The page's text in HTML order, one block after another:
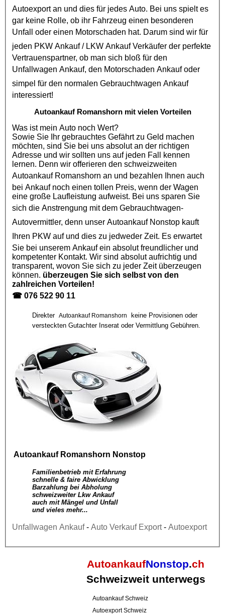
Autoexportan und dies für jedes Auto. Bei uns spielt es
gar keine Rolle, ob ihr Fahrzeug einen besonderen
Unfall oder einen Motorschaden hat. Darum sind wir für
jeden PKW Ankauf/ LKW AnkaufVerkäufer der perfekte
Vertrauenspartner, ob man sich bloß für den
Unfallwagen Ankauf, den Motorschaden Ankaufoder
simpel für den normalen Gebrauchtwagen Ankauf
interessiert!
Autoankauf Romanshorn mit vielen Vorteilen
Was ist mein Auto noch Wert?
Sowie Sie Ihr gebrauchtes Gefährt zu Geld machen
möchten, sind Sie bei uns absolut an der richtigen
Adresse und wir sollten uns auf jeden Fall kennen
lernen. Denn wir offerieren den schweizweiten
Autoankauf Romanshorn an und bezahlen Ihnen auch
bei Ankauf noch einen tollen Preis, wenn der Wagen
eine große Laufleistung aufweist. Bei uns sparen Sie
sich die Anstrengung mit dem Gebrauchtwagen-
Autovermittler, denn unser AutoankaufNonstop kauft
Ihren PKW auf und dies zu jedweder Zeit. Es erwartet
Sie bei unserem Ankauf ein absolut freundlicher und
kompetenter Kontakt. Wir sind absolut aufrichtig und
transparent, wovon Sie sich zu jeder Zeit überzeugen
können. überzeugen Sie sich selbst von den
zahlreichen Vorteilen!
☎ 076 522 90 11
Direkter Autoankauf Romanshorn
keine Provisionen oder
versteckten Gutachter Inserat oder Vermittlung Gebühren.
Autoankauf Romanshorn Nonstop
Familienbetrieb mit Erfahrung
schnelle & faire Abwicklung
Barzahlung bei Abholung
schweizweiter Lkw Ankauf
auch mit Mängel und Unfall
und vieles mehr...
Unfallwagen Ankauf- Auto Verkauf Export- Autoexport
AutoankaufNonstop.ch
Schweizweit unterwegs
Autoankauf Schweiz
Autoexport Schweiz